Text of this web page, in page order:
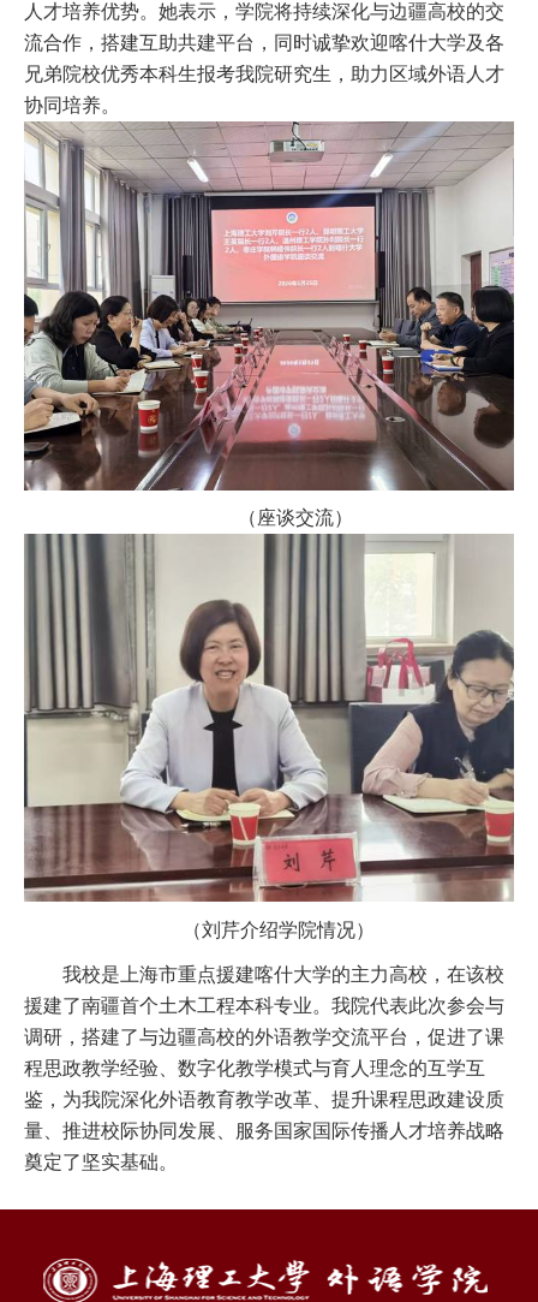
人才培养优势。她表示，学院将持续深化与边疆高校的交
流合作，搭建互助共建平台，同时诚挚欢迎喀什大学及各
兄弟院校优秀本科生报考我院研究生，助力区域外语人才
协同培养。
（座谈交流）
（刘芹介绍学院情况）
我校是上海市重点援建喀什大学的主力高校，在该校
援建了南疆首个土木工程本科专业。我院代表此次参会与
调研，搭建了与边疆高校的外语教学交流平台，促进了课
程思政教学经验、数字化教学模式与育人理念的互学互
鉴，为我院深化外语教育教学改革、提升课程思政建设质
量、推进校际协同发展、服务国家国际传播人才培养战略
奠定了坚实基础。